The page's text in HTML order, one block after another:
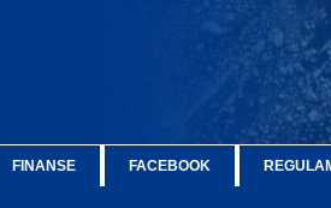
FINANSE FACEBOOK